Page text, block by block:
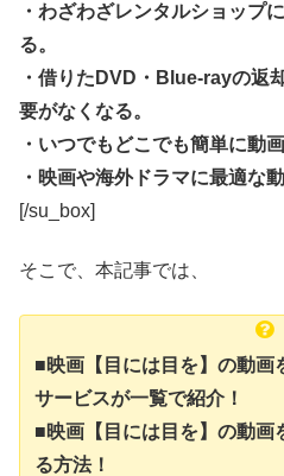
・わざわざレンタルショップ
る。
・借りたDVD・Blue-rayの返
要がなくなる。
・いつでもどこでも簡単に動
・映画や海外ドラマに最適な
[/su_box]
そこで、本記事では、
■映画【目には目を】の動画
サービスが一覧で紹介！
■映画【目には目を】の動画
る方法！